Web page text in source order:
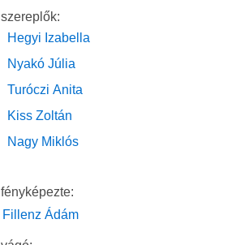
szereplők:
Hegyi Izabella
Nyakó Júlia
Turóczi Anita
Kiss Zoltán
Nagy Miklós
fényképezte:
Fillenz Ádám